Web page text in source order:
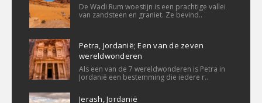
De Wadi Rum woestijn is een prachtige vallei
van zandsteen en graniet. Ze bevind..
Petra, Jordanië; Een van de zeven
wereldwonderen
Als een van de 7 wereldwonderen is Petra in
Jordanië een bestemming die iedere r..
Jerash, Jordanië